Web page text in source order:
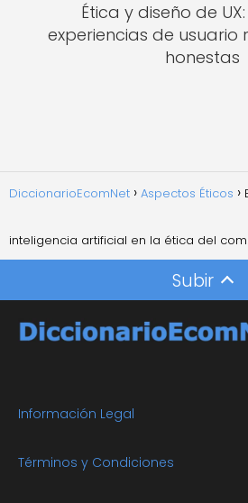
Ética y diseño de
experiencias de usuario
honestas
DiccionarioEcomNet Aspectos Éticos
inteligencia artificial en la ética del
Subir
Información Legal
Términos y Condiciones